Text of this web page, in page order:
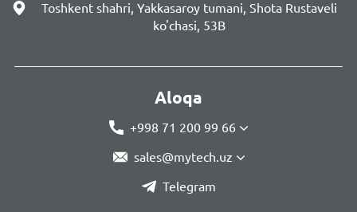
Toshkent shahri, Yakkasaroy tumani, Shota Rustaveli
ko'chasi, 53B
Aloqa
+998 71 200 99 66
sales@mytech.uz
Telegram